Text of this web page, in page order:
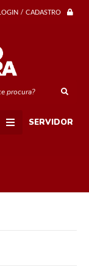
/ CADASTRO
procura?
SERVIDOR